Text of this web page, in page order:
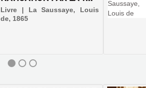
Livre | La Saussaye, Louis
de, 1865